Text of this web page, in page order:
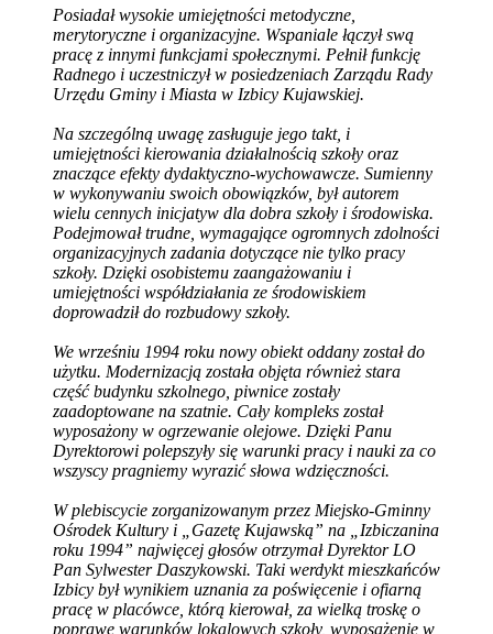
Posiadał wysokie umiejętności metodyczne,
merytoryczne i organizacyjne. Wspaniale łączył swą
pracę z innymi funkcjami społecznymi. Pełnił funkcję
Radnego i uczestniczył w posiedzeniach Zarządu Rady
Urzędu Gminy i Miasta w Izbicy Kujawskiej.
Na szczególną uwagę zasługuje jego takt, i
umiejętności kierowania działalnością szkoły oraz
znaczące efekty dydaktyczno-wychowawcze. Sumienny
w wykonywaniu swoich obowiązków, był autorem
wielu cennych inicjatyw dla dobra szkoły i środowiska.
Podejmował trudne, wymagające ogromnych zdolności
organizacyjnych zadania dotyczące nie tylko pracy
szkoły. Dzięki osobistemu zaangażowaniu i
umiejętności współdziałania ze środowiskiem
doprowadził do rozbudowy szkoły.
We wrześniu 1994 roku nowy obiekt oddany został do
użytku. Modernizacją została objęta również stara
część budynku szkolnego, piwnice zostały
zaadoptowane na szatnie. Cały kompleks został
wyposażony w ogrzewanie olejowe. Dzięki Panu
Dyrektorowi polepszyły się warunki pracy i nauki za co
wszyscy pragniemy wyrazić słowa wdzięczności.
W plebiscycie zorganizowanym przez Miejsko-Gminny
Ośrodek Kultury i „Gazetę Kujawską” na „Izbiczanina
roku 1994” najwięcej głosów otrzymał Dyrektor LO
Pan Sylwester Daszykowski. Taki werdykt mieszkańców
Izbicy był wynikiem uznania za poświęcenie i ofiarną
pracę w placówce, którą kierował, za wielką troskę o
poprawę warunków lokalowych szkoły, wyposażenie w